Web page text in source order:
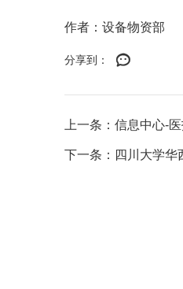
作者：设备物资部
分享到：
上一条：信息中心-
下一条：四川大学